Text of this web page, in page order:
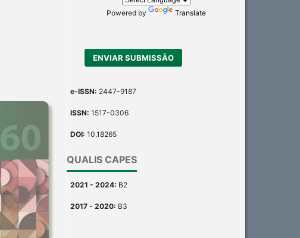
Powered by Translate
ENVIAR SUBMISSÃO
e-ISSN: 2447-9187
ISSN: 1517-0306
DOI: 10.18265
QUALIS CAPES
2021 - 2024: B2
2017 - 2020: B3